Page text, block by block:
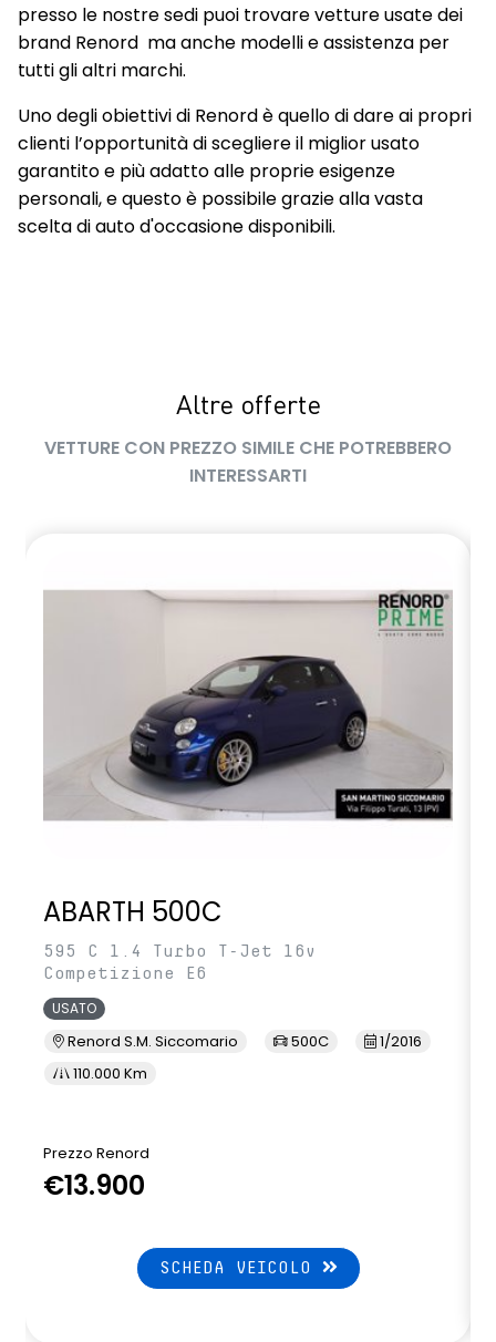
presso le nostre sedi puoi trovare vetture usate dei
brand Renord ma anche modelli e assistenza per
tutti gli altri marchi.
Uno degli obiettivi di Renord è quello di dare ai propri
clienti l’opportunità di scegliere il miglior usato
garantito e più adatto alle proprie esigenze
personali, e questo è possibile grazie alla vasta
scelta di auto d'occasione disponibili.
Altre offerte
VETTURE CON PREZZO SIMILE CHE POTREBBERO
INTERESSARTI
ABARTH 500C
595 C 1.4 Turbo T-Jet 16v
Competizione E6
USATO
Renord S.M. Siccomario 500C
1/2016
110.000 Km
Prezzo Renord
€13.900
SCHEDA VEICOLO